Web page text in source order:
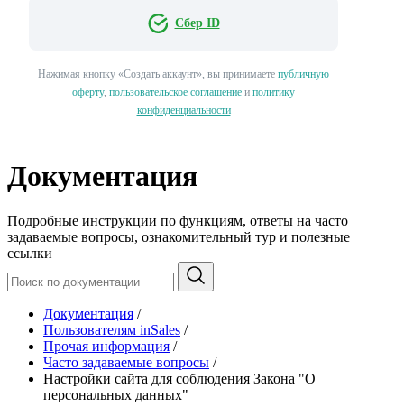
Сбер ID
Нажимая кнопку «Создать аккаунт», вы принимаете публичную
оферту, пользовательское соглашение и политику
конфиденциальности
Документация
Подробные инструкции по функциям, ответы на часто
задаваемые вопросы, ознакомительный тур и полезные
ссылки
Документация /
Пользователям inSales /
Прочая информация /
Часто задаваемые вопросы /
Настройки сайта для соблюдения Закона "О
персональных данных"